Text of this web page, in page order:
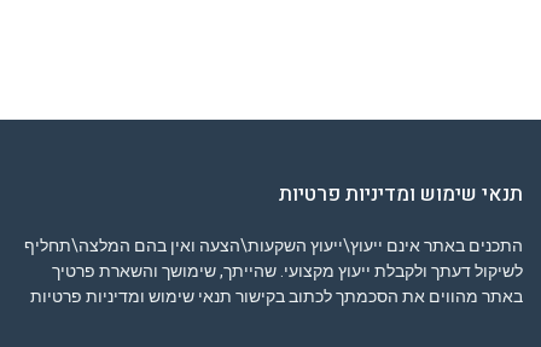
תנאי שימוש ומדיניות פרטיות
התכנים באתר אינם ייעוץ\ייעוץ השקעות\הצעה ואין בהם המלצה\תחליף
לשיקול דעתך ולקבלת ייעוץ מקצועי. שהייתך, שימושך והשארת פרטיך
באתר מהווים את הסכמתך לכתוב בקישור תנאי שימוש ומדיניות פרטיות